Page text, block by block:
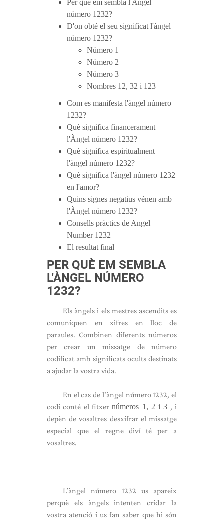
Per què em sembla l'Àngel
número 1232?
D'on obté el seu significat l'àngel
número 1232?
Número 1
Número 2
Número 3
Nombres 12, 32 i 123
Com es manifesta l'àngel número
1232?
Què significa financerament
l'Àngel número 1232?
Què significa espiritualment
l'àngel número 1232?
Què significa l'àngel número 1232
en l'amor?
Quins signes negatius vénen amb
l'Àngel número 1232?
Consells pràctics de Angel
Number 1232
El resultat final
PER QUÈ EM SEMBLA
L'ÀNGEL NÚMERO
1232?
Els àngels i els mestres ascendits es
comuniquen en xifres en lloc de
paraules. Combinen diferents números
per crear un missatge de número
codificat amb significats ocults destinats
a ajudar la vostra vida.
En el cas de l'àngel número 1232, el
codi conté el fitxernúmeros 1, 2 i 3 , i
depèn de vosaltres desxifrar el missatge
especial que el regne diví té per a
vosaltres.
L’àngel número 1232 us apareix
perquè els àngels intenten cridar la
vostra atenció i us fan saber que hi són